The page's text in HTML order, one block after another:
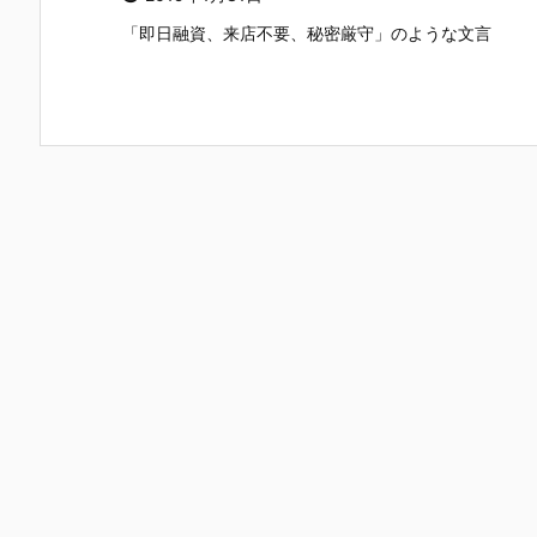
「即日融資、来店不要、秘密厳守」のような文言